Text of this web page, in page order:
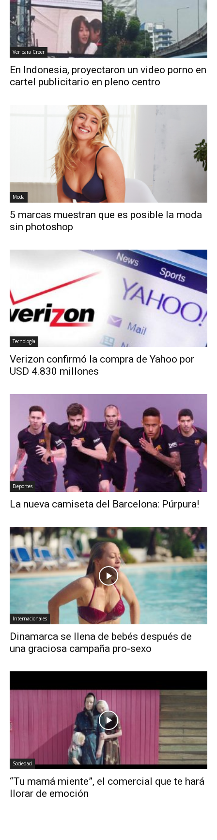
Ver para Creer
En Indonesia, proyectaron un video porno en
cartel publicitario en pleno centro
Moda
5 marcas muestran que es posible la moda
sin photoshop
Tecnología
Verizon confirmó la compra de Yahoo por
USD 4.830 millones
Deportes
La nueva camiseta del Barcelona: Púrpura!
Internacionales
Dinamarca se llena de bebés después de
una graciosa campaña pro-sexo
Sociedad
“Tu mamá miente”, el comercial que te hará
llorar de emoción